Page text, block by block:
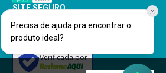
SITE SEGURO
Verificada por
Precisa de ajuda pra encontrar o
produto ideal?